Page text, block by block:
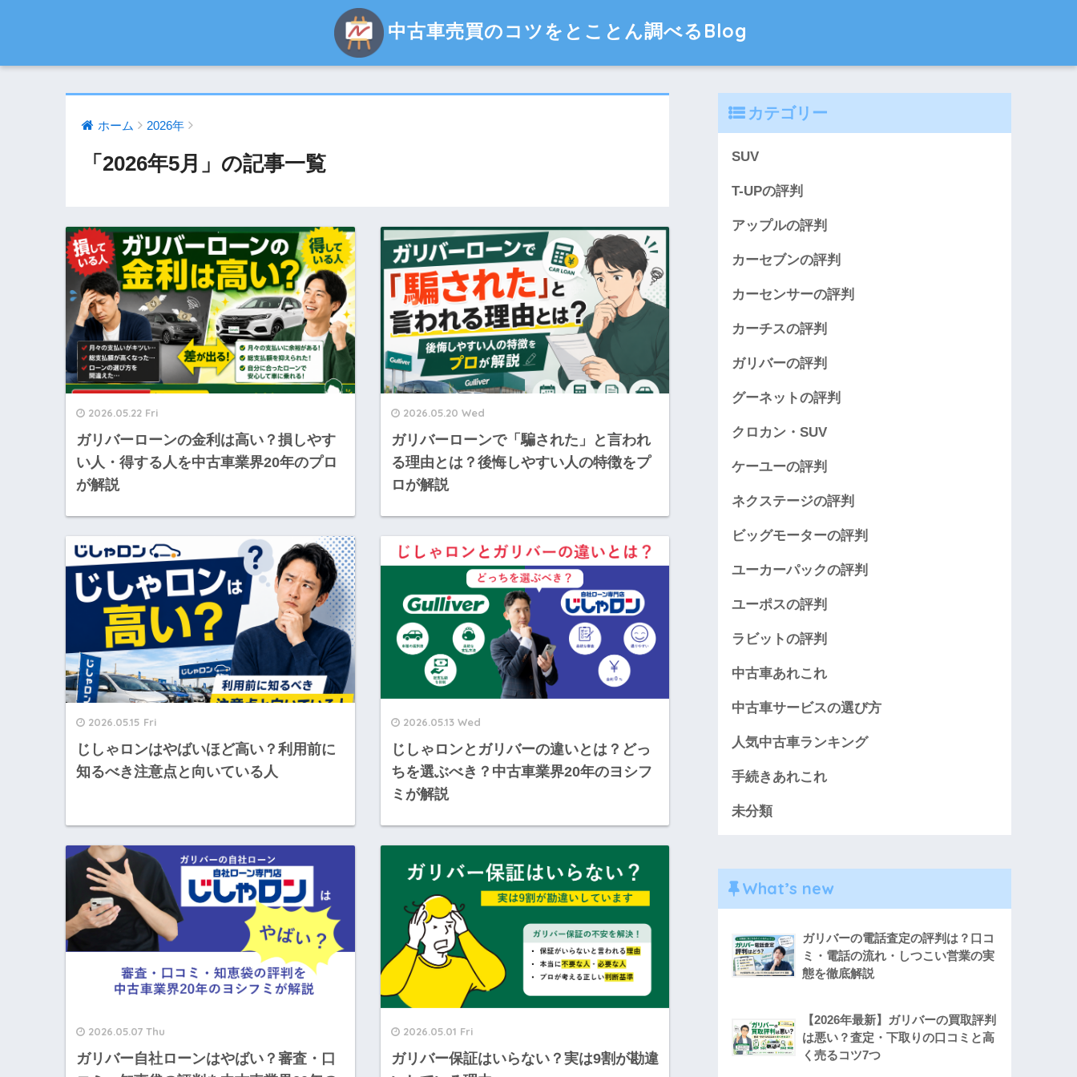
中古車売買のコツをとことん調べるBlog
ホーム 2026年
「2026年5月」の記事一覧
2026.05.22 Fri
ガリバーローンの金利は高い？損しやす
い人・得する人を中古車業界20年のプロ
が解説
2026.05.20 Wed
ガリバーローンで「騙された」と言われ
る理由とは？後悔しやすい人の特徴をプ
ロが解説
2026.05.15 Fri
じしゃロンはやばいほど高い？利用前に
知るべき注意点と向いている人
2026.05.13 Wed
じしゃロンとガリバーの違いとは？どっ
ちを選ぶべき？中古車業界20年のヨシフ
ミが解説
2026.05.07 Thu
ガリバー自社ローンはやばい？審査・口
2026.05.01 Fri
ガリバー保証はいらない？実は9割が勘違
カテゴリー
SUV
T-UPの評判
アップルの評判
カーセブンの評判
カーセンサーの評判
カーチスの評判
ガリバーの評判
グーネットの評判
クロカン・SUV
ケーユーの評判
ネクステージの評判
ビッグモーターの評判
ユーカーパックの評判
ユーポスの評判
ラビットの評判
中古車あれこれ
中古車サービスの選び方
人気中古車ランキング
手続きあれこれ
未分類
What’s new
ガリバーの電話査定の評判は？口コ
ミ・電話の流れ・しつこい営業の実
態を徹底解説
【2026年最新】ガリバーの買取評判
は悪い？査定・下取りの口コミと高
く売るコツ7つ